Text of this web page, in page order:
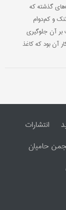
گذشته كه
و كم‌دوام
آن جلوگیری
آن بود كه كاغذ
انتشارات
حامیان